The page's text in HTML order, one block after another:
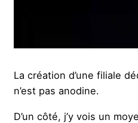
La création d’une filiale
n’est pas anodine.
D’un côté, j’y vois un